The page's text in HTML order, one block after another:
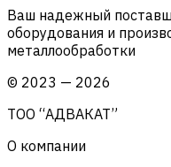
Ваш надежный
оборудования и
металлообработки
© 2023 — 2026
ТОО “АДВАКАТ”
О компании